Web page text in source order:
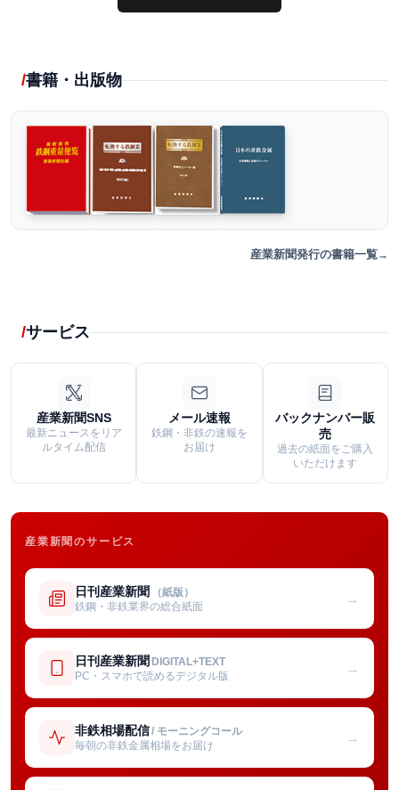
書籍・出版物
産業新聞発行の書籍一覧
サービス
産業新聞SNS
最新ニュースをリア
ルタイム配信
メール速報
鉄鋼・非鉄の速報を
お届け
バックナンバー販
売
過去の紙面をご購入
いただけます
産業新聞のサービス
日刊産業新聞 （紙版）
鉄鋼・非鉄業界の総合紙面
→
日刊産業新聞 DIGITAL+TEXT
PC・スマホで読めるデジタル版
→
非鉄相場配信/ モーニングコール
毎朝の非鉄金属相場をお届け
→